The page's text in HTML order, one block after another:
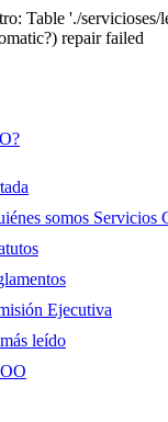
Table './servicioses/
repair failed
somos Servicios
Ejecutiva
leído